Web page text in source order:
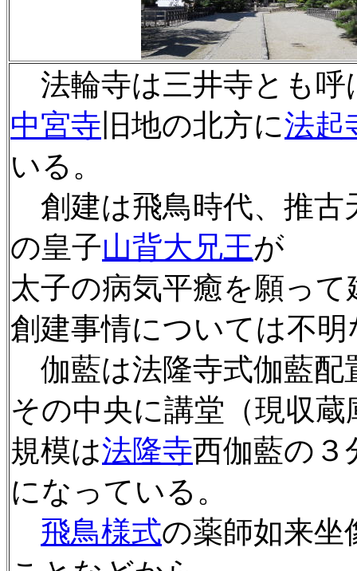
法輪寺は三井寺とも呼
中宮寺 旧地の北方に法起
いる。
創建は飛鳥時代、推古
の皇子山背大兄王が
太子の病気平癒を願っ
創建事情については不
伽藍は法隆寺式伽藍配
その中央に講堂（現収
規模は法隆寺西伽藍の３
になっている。
飛鳥様式の薬師如来坐